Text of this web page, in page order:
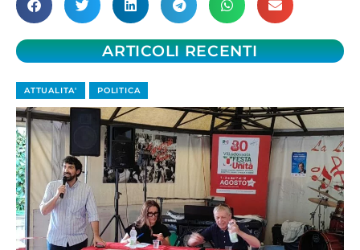
ARTICOLI RECENTI
ATTUALITA' POLITICA